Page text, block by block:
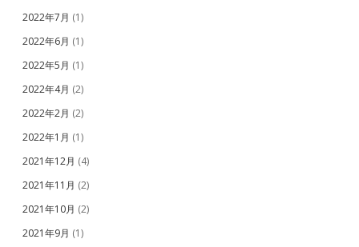
2022年7月 (1)
2022年6月 (1)
2022年5月 (1)
2022年4月 (2)
2022年2月 (2)
2022年1月 (1)
2021年12月 (4)
2021年11月 (2)
2021年10月 (2)
2021年9月 (1)